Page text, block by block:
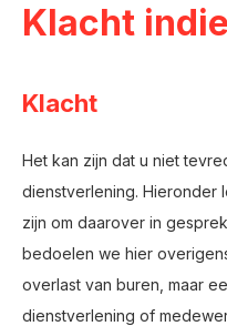
Naar hoofdinhoud
Naar hoofdnavigatiemenu
Naar zoeken
Klacht
Klacht
Het kan zijn dat u niet
dienstverlening. Hieronder
zijn om daarover in
bedoelen we hier
overlast van buren, maar
dienstverlening of